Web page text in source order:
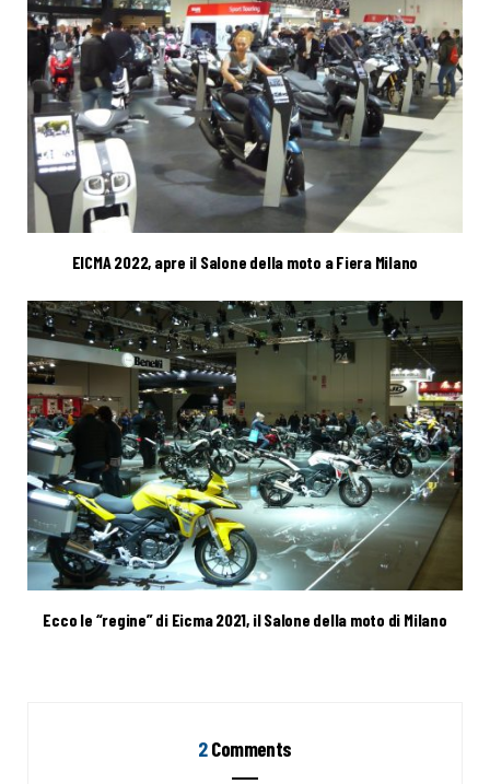
EICMA 2022, apre il Salone della moto a Fiera Milano
Ecco le “regine” di Eicma 2021, il Salone della moto di Milano
2Comments